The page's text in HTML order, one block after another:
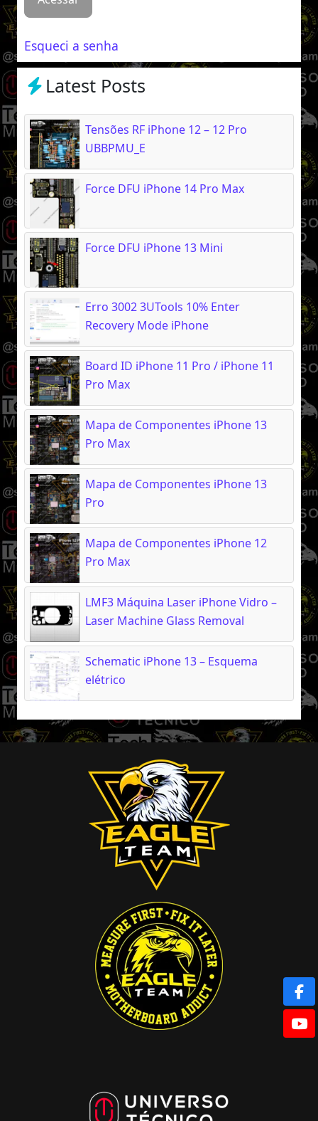
Esqueci a senha
Latest Posts
Tensões RF iPhone 12 – 12 Pro
UBBPMU_E
Force DFU iPhone 14 Pro Max
Force DFU iPhone 13 Mini
Erro 3002 3UTools 10% Enter
Recovery Mode iPhone
Board ID iPhone 11 Pro / iPhone 11
Pro Max
Mapa de Componentes iPhone 13
Pro Max
Mapa de Componentes iPhone 13
Pro
Mapa de Componentes iPhone 12
Pro Max
LMF3 Máquina Laser iPhone Vidro –
Laser Machine Glass Removal
Schematic iPhone 13 – Esquema
elétrico